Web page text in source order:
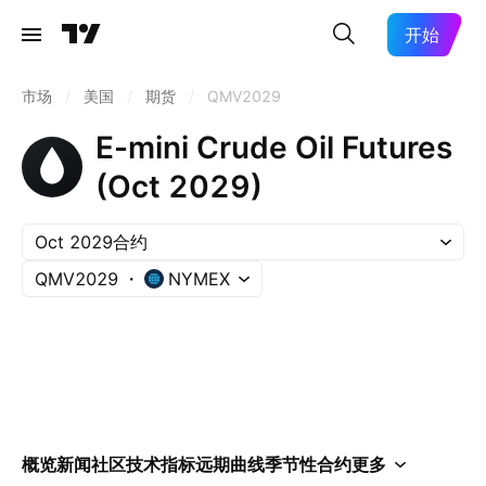
开始
市场 美国 期货 QMV2029
E-mini Crude Oil Futures
(Oct 2029)
Oct 2029合约
QMV2029
NYMEX
概览新闻社区技术指标远期曲线季节性合约更多